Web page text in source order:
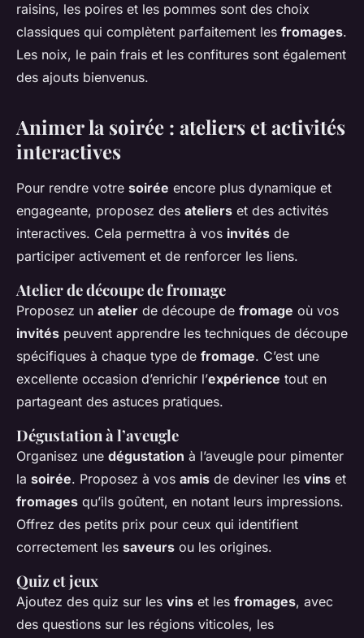
raisins, les poires et les pommes sont des choix
classiques qui complètent parfaitement les fromages.
Les noix, le pain frais et les confitures sont également
des ajouts bienvenus.
Animer la soirée : ateliers et activités
interactives
Pour rendre votre soirée encore plus dynamique et
engageante, proposez des ateliers et des activités
interactives. Cela permettra à vos invités de
participer activement et de renforcer les liens.
Atelier de découpe de fromage
Proposez un atelier de découpe de fromage où vos
invités peuvent apprendre les techniques de découpe
spécifiques à chaque type de fromage. C’est une
excellente occasion d’enrichir l’expérience tout en
partageant des astuces pratiques.
Dégustation à l’aveugle
Organisez une dégustation à l’aveugle pour pimenter
la soirée. Proposez à vos amis de deviner les vins et
fromages qu’ils goûtent, en notant leurs impressions.
Offrez des petits prix pour ceux qui identifient
correctement les saveurs ou les origines.
Quiz et jeux
Ajoutez des quiz sur les vins et les fromages, avec
des questions sur les régions viticoles, les